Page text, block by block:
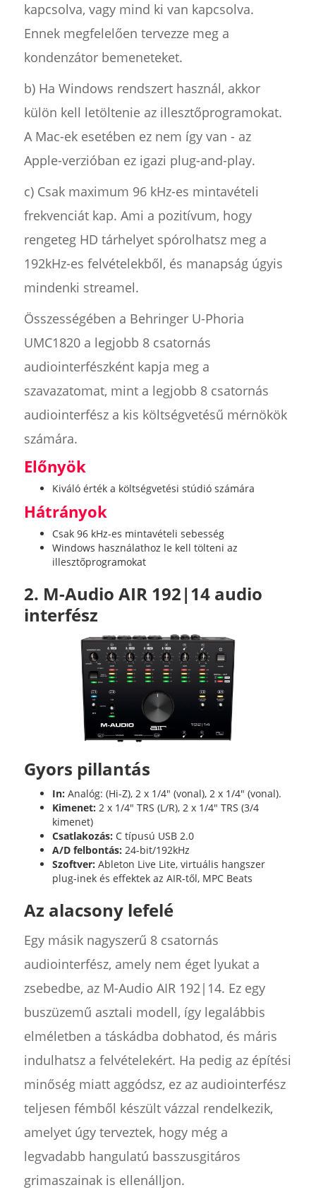
kapcsolva, vagy mind ki van kapcsolva.
Ennek megfelelően tervezze meg a
kondenzátor bemeneteket.
b) Ha Windows rendszert használ, akkor
külön kell letöltenie az illesztőprogramokat.
A Mac-ek esetében ez nem így van - az
Apple-verzióban ez igazi plug-and-play.
c) Csak maximum 96 kHz-es mintavételi
frekvenciát kap. Ami a pozitívum, hogy
rengeteg HD tárhelyet spórolhatsz meg a
192kHz-es felvételekből, és manapság úgyis
mindenki streamel.
Összességében a Behringer U-Phoria
UMC1820 a legjobb 8 csatornás
audiointerfészként kapja meg a
szavazatomat, mint a legjobb 8 csatornás
audiointerfész a kis költségvetésű mérnökök
számára.
Előnyök
Kiváló érték a költségvetési stúdió számára
Hátrányok
Csak 96 kHz-es mintavételi sebesség
Windows használathoz le kell tölteni az
illesztőprogramokat
2. M-Audio AIR 192|14 audio
interfész
Gyors pillantás
In: Analóg: (Hi-Z), 2 x 1/4" (vonal), 2 x 1/4" (vonal).
Kimenet: 2 x 1/4" TRS (L/R), 2 x 1/4" TRS (3/4
kimenet)
Csatlakozás: C típusú USB 2.0
A/D felbontás: 24-bit/192kHz
Szoftver: Ableton Live Lite, virtuális hangszer
plug-inek és effektek az AIR-től, MPC Beats
Az alacsony lefelé
Egy másik nagyszerű 8 csatornás
audiointerfész, amely nem éget lyukat a
zsebedbe, az M-Audio AIR 192|14. Ez egy
buszüzemű asztali modell, így legalábbis
elméletben a táskádba dobhatod, és máris
indulhatsz a felvételekért. Ha pedig az építési
minőség miatt aggódsz, ez az audiointerfész
teljesen fémből készült vázzal rendelkezik,
amelyet úgy terveztek, hogy még a
legvadabb hangulatú basszusgitáros
grimaszainak is ellenálljon.